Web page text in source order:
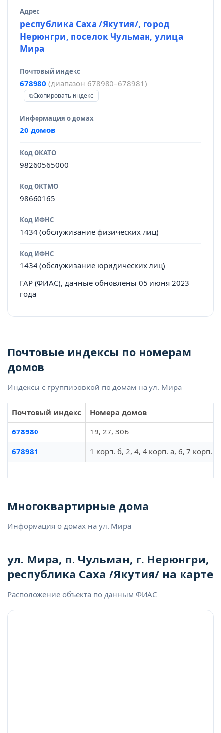
Адрес
республика Саха /Якутия/, город
Нерюнгри, поселок Чульман, улица
Мира
Почтовый индекс
678980 (диапазон 678980–678981)
Скопировать индекс
Информация о домах
20 домов
Код ОКАТО
98260565000
Код ОКТМО
98660165
Код ИФНС
1434 (обслуживание физических лиц)
Код ИФНС
1434 (обслуживание юридических лиц)
Источник данных
ГАР (ФИАС), данные обновлены 05 июня 2023
года
Почтовые индексы по номерам
домов
Индексы с группировкой по домам на ул. Мира
Почтовый индекс
Номера домов
678980
19, 27, 30Б
678981
1 корп. б, 2, 4, 4 корп. а, 6, 7 корп.
Многоквартирные дома
Информация о домах на ул. Мира
ул. Мира, п. Чульман, г. Нерюнгри,
республика Саха /Якутия/ на карте
Расположение объекта по данным ФИАС